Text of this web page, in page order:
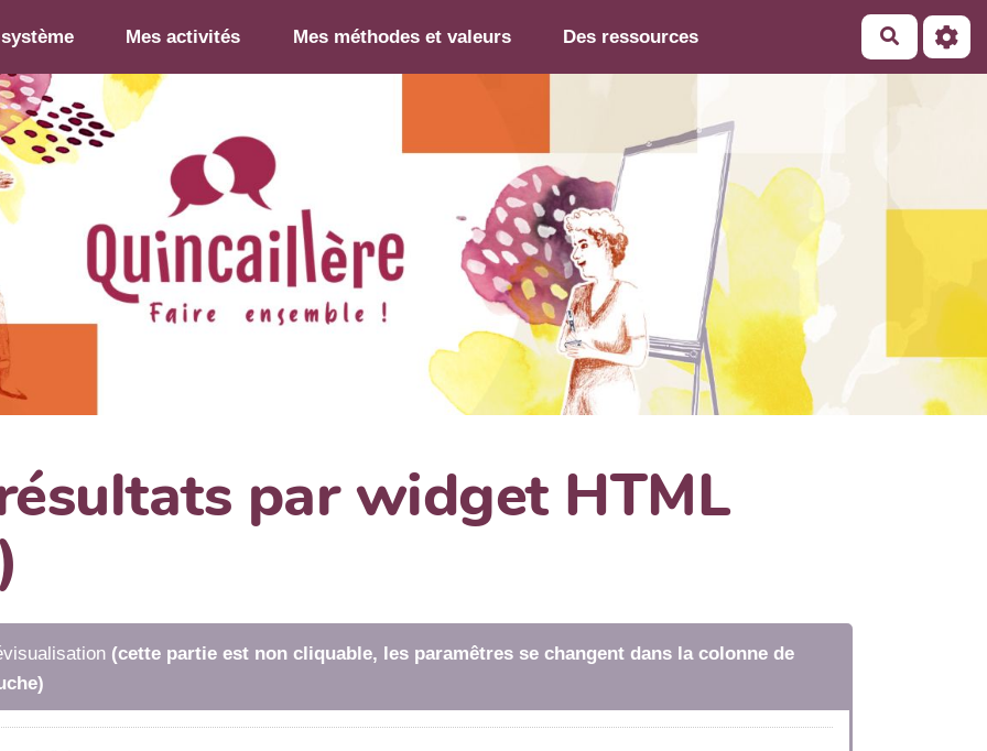
Mes activités Mes méthodes et valeurs Des ressources
par widget HTML
(cette partie est non cliquable, les paramêtres se changent dans la colonne de